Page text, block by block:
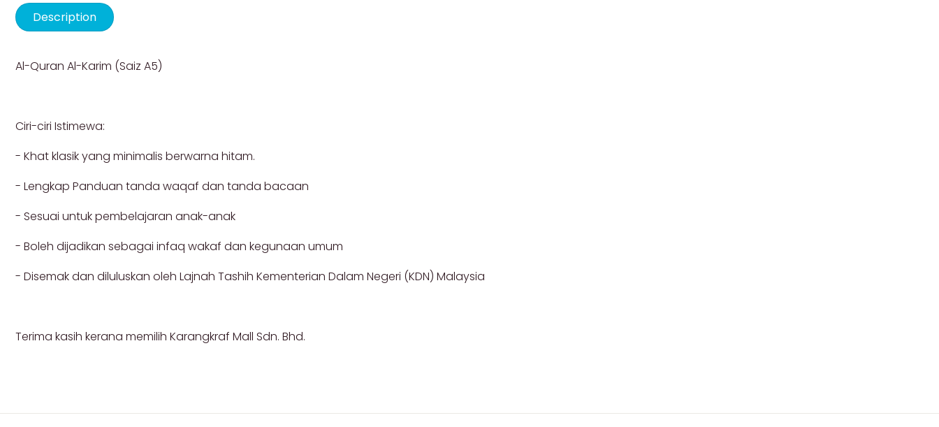
Description
Al-Quran Al-Karim (Saiz A5)
Ciri-ciri Istimewa:
- Khat klasik yang minimalis berwarna hitam.
- Lengkap Panduan tanda waqaf dan tanda bacaan
- Sesuai untuk pembelajaran anak-anak
- Boleh dijadikan sebagai infaq wakaf dan kegunaan umum
- Disemak dan diluluskan oleh Lajnah Tashih Kementerian Dalam Negeri (KDN) Malaysia
Terima kasih kerana memilih Karangkraf Mall Sdn. Bhd.